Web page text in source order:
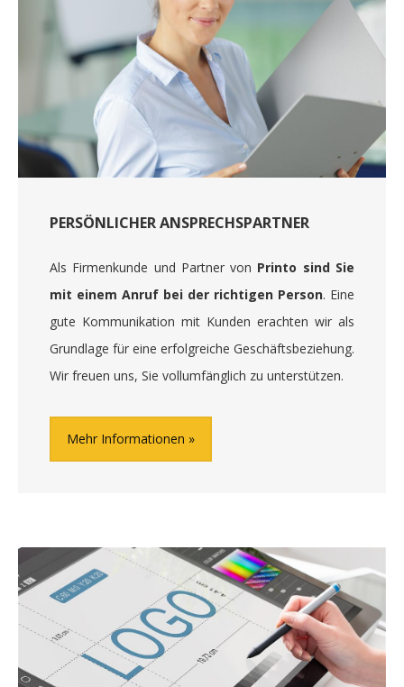
PERSÖNLICHER ANSPRECHSPARTNER
Als Firmenkunde und Partner von Printo sind Sie
mit einem Anruf bei der richtigen Person. Eine
gute Kommunikation mit Kunden erachten wir als
Grundlage für eine erfolgreiche Geschäftsbeziehung.
Wir freuen uns, Sie vollumfänglich zu unterstützen.
Mehr Informationen